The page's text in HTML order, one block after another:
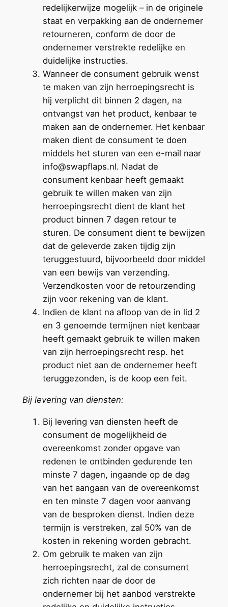
redelijkerwijze mogelijk – in de originele
staat en verpakking aan de ondernemer
retourneren, conform de door de
ondernemer verstrekte redelijke en
duidelijke instructies.
Wanneer de consument gebruik wenst
te maken van zijn herroepingsrecht is
hij verplicht dit binnen 2 dagen, na
ontvangst van het product, kenbaar te
maken aan de ondernemer. Het kenbaar
maken dient de consument te doen
middels het sturen van een e-mail naar
info@swapflaps.nl. Nadat de
consument kenbaar heeft gemaakt
gebruik te willen maken van zijn
herroepingsrecht dient de klant het
product binnen 7 dagen retour te
sturen. De consument dient te bewijzen
dat de geleverde zaken tijdig zijn
teruggestuurd, bijvoorbeeld door middel
van een bewijs van verzending.
Verzendkosten voor de retourzending
zijn voor rekening van de klant.
Indien de klant na afloop van de in lid 2
en 3 genoemde termijnen niet kenbaar
heeft gemaakt gebruik te willen maken
van zijn herroepingsrecht resp. het
product niet aan de ondernemer heeft
teruggezonden, is de koop een feit.
Bij levering van diensten:
Bij levering van diensten heeft de
consument de mogelijkheid de
overeenkomst zonder opgave van
redenen te ontbinden gedurende ten
minste 7 dagen, ingaande op de dag
van het aangaan van de overeenkomst
en ten minste 7 dagen voor aanvang
van de besproken dienst. Indien deze
termijn is verstreken, zal 50% van de
kosten in rekening worden gebracht.
Om gebruik te maken van zijn
herroepingsrecht, zal de consument
zich richten naar de door de
ondernemer bij het aanbod verstrekte